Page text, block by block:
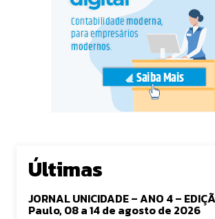
Últimas
JORNAL UNICIDADE – ANO 4 –
Paulo, 08 a 14 de agosto de 2026